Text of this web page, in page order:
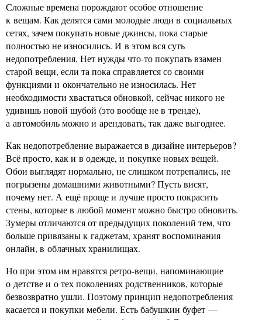
Сложные времена порождают особое отношение
к вещам. Как делятся сами молодые люди в социальных
сетях, зачем покупать новые джинсы, пока старые
полностью не износились. И в этом вся суть
недопотребления. Нет нужды что-то покупать взамен
старой вещи, если та пока справляется со своими
функциями и окончательно не износилась. Нет
необходимости хвастаться обновкой, сейчас никого не
удивишь новой шубой (это вообще не в тренде),
а автомобиль можно и арендовать, так даже выгоднее.
Как недопотребление выражается в дизайне интерьеров?
Всё просто, как и в одежде, и покупке новых вещей.
Обои выглядят нормально, не слишком потрепались, не
погрызены домашними животными? Пусть висят,
почему нет. А ещё проще и лучше просто покрасить
стены, которые в любой момент можно быстро обновить.
Зумеры отличаются от предыдущих поколений тем, что
больше привязаны к гаджетам, хранят воспоминания
онлайн, в облачных хранилищах.
Но при этом им нравятся ретро-вещи, напоминающие
о детстве и о тех поколениях родственников, которые
безвозвратно ушли. Поэтому принцип недопотребления
касается и покупки мебели. Есть бабушкин буфет —